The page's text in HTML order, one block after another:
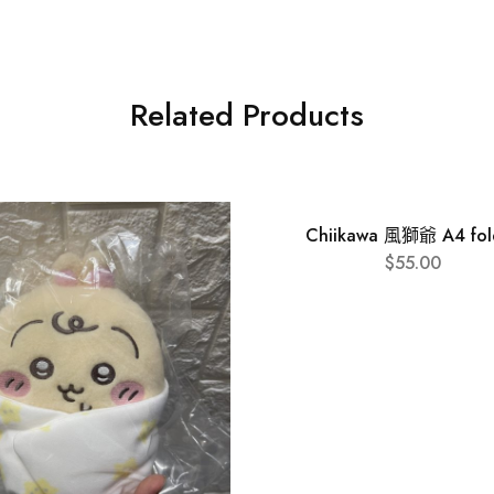
Related Products
Chiikawa 風獅爺 A4
$55.00